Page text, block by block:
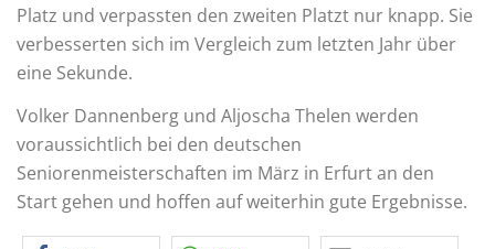
Platz und verpassten den zweiten Platzt nur knapp. Sie
verbesserten sich im Vergleich zum letzten Jahr über
eine Sekunde.
Volker Dannenberg und Aljoscha Thelen werden
voraussichtlich bei den deutschen
Seniorenmeisterschaften im März in Erfurt an den
Start gehen und hoffen auf weiterhin gute Ergebnisse.